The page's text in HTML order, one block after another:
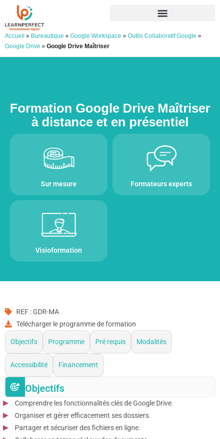
Accueil » Bureautique » Google Workspace » Outils Collaboratif Google »
Google Drive » Google Drive Maîtriser
Formation Google Drive Maîtriser
à distance et en présentiel
Sur mesure Formateurs experts
Visioformation
REF : GDR-MA
Télécharger le programme de formation
Objectifs Programme Pré requis Modalités
Accessibilité Financement
Objectifs
Comprendre les fonctionnalités clés de Google Drive.
Organiser et gérer efficacement ses dossiers.
Partager et sécuriser des fichiers en ligne.